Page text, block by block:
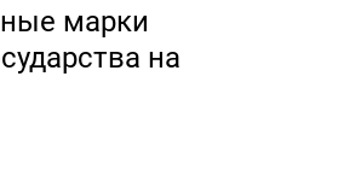
марки
на